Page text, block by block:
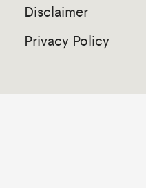
Disclaimer
Privacy Policy